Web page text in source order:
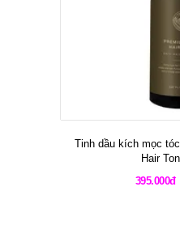
Tinh dầu kích mọc
Hair
395.000đ